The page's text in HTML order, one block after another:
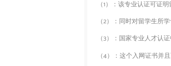
（1）：该专业认证可证
（2）：同时对留学生所
（3）：国家专业人才认
（4）：这个入网证书并